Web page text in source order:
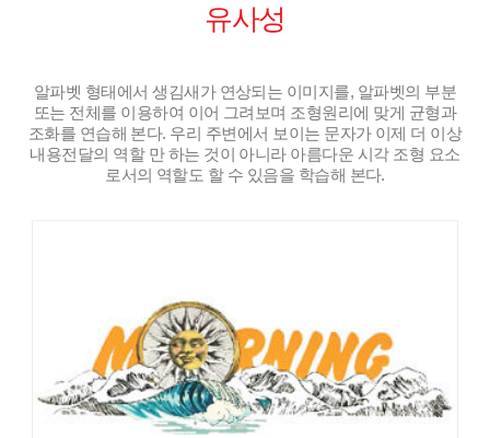
유사성
알파벳 형태에서 생김새가 연상되는 이미지를, 알파벳의 부분
또는 전체를 이용하여 이어 그려보며 조형원리에 맞게 균형과
조화를 연습해 본다. 우리 주변에서 보이는 문자가 이제 더 이상
내용전달의 역할 만 하는 것이 아니라 아름다운 시각 조형 요소
로서의 역할도 할 수 있음을 학습해 본다.